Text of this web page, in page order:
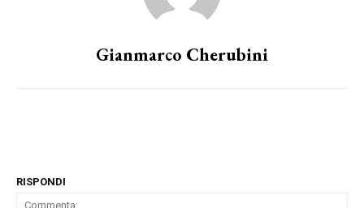
Gianmarco Cherubini
RISPONDI